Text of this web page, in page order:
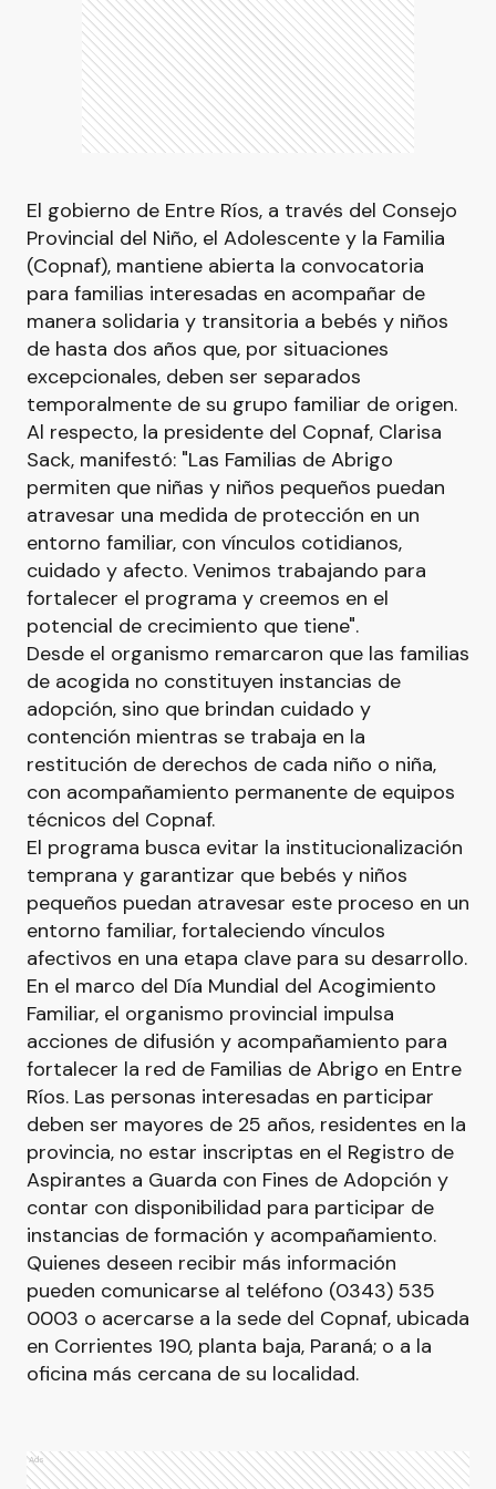
El gobierno de Entre Ríos, a través del Consejo
Provincial del Niño, el Adolescente y la Familia
(Copnaf), mantiene abierta la convocatoria
para familias interesadas en acompañar de
manera solidaria y transitoria a bebés y niños
de hasta dos años que, por situaciones
excepcionales, deben ser separados
temporalmente de su grupo familiar de origen.
Al respecto, la presidente del Copnaf, Clarisa
Sack, manifestó: "Las Familias de Abrigo
permiten que niñas y niños pequeños puedan
atravesar una medida de protección en un
entorno familiar, con vínculos cotidianos,
cuidado y afecto. Venimos trabajando para
fortalecer el programa y creemos en el
potencial de crecimiento que tiene".
Desde el organismo remarcaron que las familias
de acogida no constituyen instancias de
adopción, sino que brindan cuidado y
contención mientras se trabaja en la
restitución de derechos de cada niño o niña,
con acompañamiento permanente de equipos
técnicos del Copnaf.
El programa busca evitar la institucionalización
temprana y garantizar que bebés y niños
pequeños puedan atravesar este proceso en un
entorno familiar, fortaleciendo vínculos
afectivos en una etapa clave para su desarrollo.
En el marco del Día Mundial del Acogimiento
Familiar, el organismo provincial impulsa
acciones de difusión y acompañamiento para
fortalecer la red de Familias de Abrigo en Entre
Ríos. Las personas interesadas en participar
deben ser mayores de 25 años, residentes en la
provincia, no estar inscriptas en el Registro de
Aspirantes a Guarda con Fines de Adopción y
contar con disponibilidad para participar de
instancias de formación y acompañamiento.
Quienes deseen recibir más información
pueden comunicarse al teléfono (0343) 535
0003 o acercarse a la sede del Copnaf, ubicada
en Corrientes 190, planta baja, Paraná; o a la
oficina más cercana de su localidad.
Ads